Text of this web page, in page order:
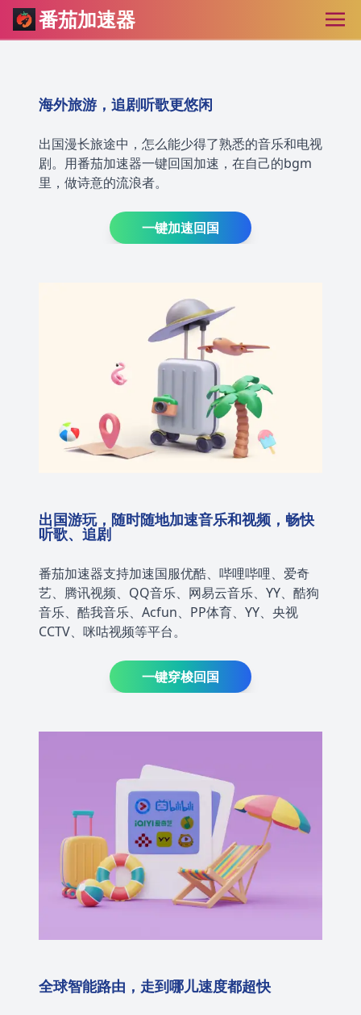
番茄加速器
海外旅游，追剧听歌更悠闲
出国漫长旅途中，怎么能少得了熟悉的音乐和电视
剧。用番茄加速器一键回国加速，在自己的bgm
里，做诗意的流浪者。
一键加速回国
出国游玩，随时随地加速音乐和视频，畅快
听歌、追剧
番茄加速器支持加速国服优酷、哔哩哔哩、爱奇
艺、腾讯视频、QQ音乐、网易云音乐、YY、酷狗
音乐、酷我音乐、Acfun、PP体育、YY、央视
CCTV、咪咕视频等平台。
一键穿梭回国
全球智能路由，走到哪儿速度都超快